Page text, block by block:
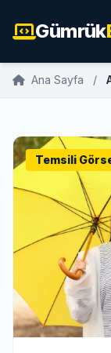
Gümrük
Ana Sayfa /
Temsili